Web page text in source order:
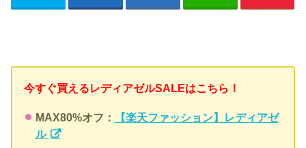
今すぐ買えるレディアゼルSALEはこちら！
MAX80%オフ：
【楽天ファッション】レディアゼ
ル